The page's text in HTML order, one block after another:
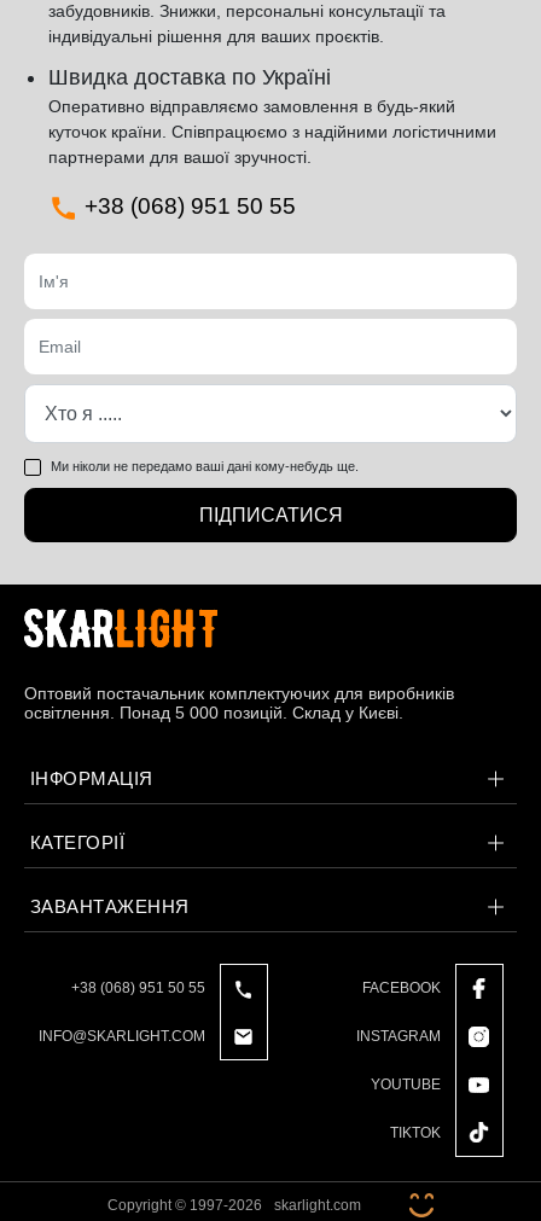
забудовників. Знижки, персональні консультації та
індивідуальні рішення для ваших проєктів.
Швидка доставка по Україні
Оперативно відправляємо замовлення в будь-який
куточок країни. Співпрацюємо з надійними логістичними
партнерами для вашої зручності.
+38 (068) 951 50 55
Ми ніколи не передамо ваші дані кому-небудь ще.
ПІДПИСАТИСЯ
Оптовий постачальник комплектуючих для виробників
освітлення. Понад 5 000 позицій. Склад у Києві.
ІНФОРМАЦІЯ
КАТЕГОРІЇ
ЗАВАНТАЖЕННЯ
+38 (068) 951 50 55
INFO@SKARLIGHT.COM
FACEBOOK
INSTAGRAM
YOUTUBE
TIKTOK
Copyright © 1997-2026 skarlight.com